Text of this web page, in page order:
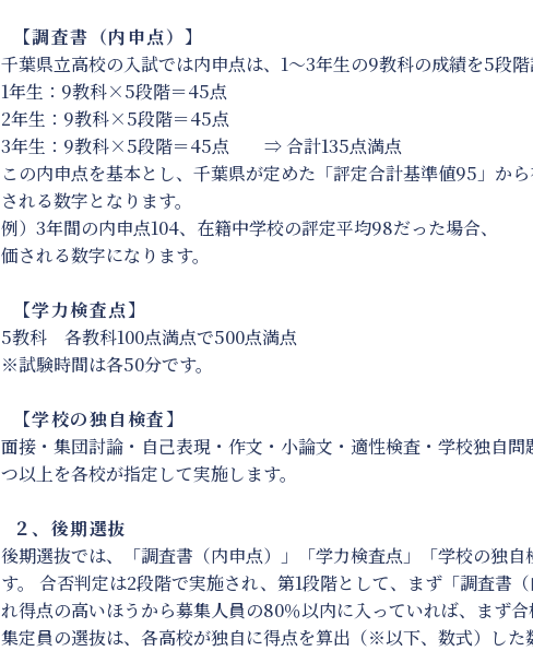
【調査書（内申点）】
千葉県立高校の入試では内申点は、1～3年生の9教科の成績を5段階
1年生：9教科×5段階＝45点
2年生：9教科×5段階＝45点
3年生：9教科×5段階＝45点 ⇒ 合計135点満点
この内申点を基本とし、千葉県が定めた「評定合計基準値95」か
される数字となります。
例）3年間の内申点104、在籍中学校の評定平均98だった場合
価される数字になります。
【学力検査点】
5教科 各教科100点満点で500点満点
※試験時間は各50分です。
【学校の独自検査】
面接・集団討論・自己表現・作文・小論文・適性検査・学校独自
つ以上を各校が指定して実施します。
２、後期選抜
後期選抜では、「調査書（内申点）」「学力検査点」「学校の独
す。 合否判定は2段階で実施され、第1段階として、まず「調査書
れ得点の高いほうから募集人員の80％以内に入っていれば、まず
集定員の選抜は、各高校が独自に得点を算出（※以下、数式）し